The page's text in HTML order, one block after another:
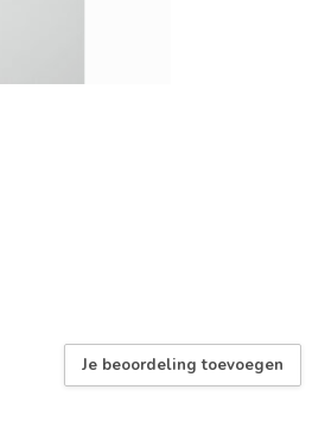
Je beoordeling toevoegen